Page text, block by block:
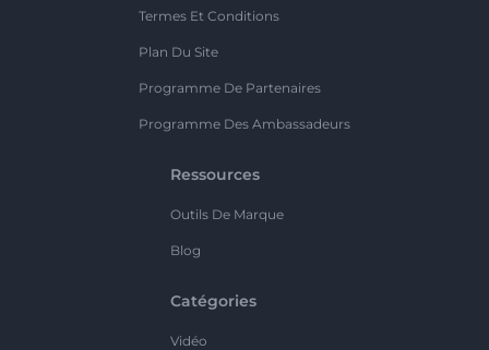
Termes Et Conditions
Plan Du Site
Programme De Partenaires
Programme Des Ambassadeurs
Ressources
Outils De Marque
Blog
Catégories
Vidéo